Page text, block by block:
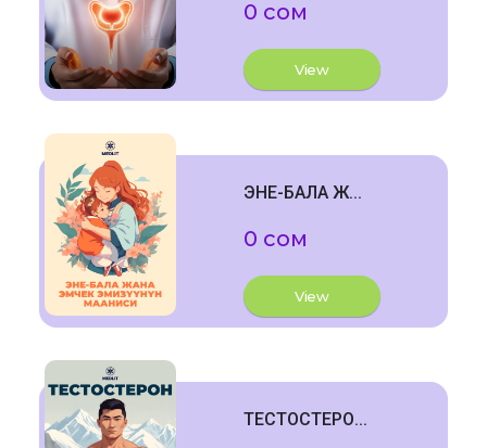
0 сом
View
ЭНЕ-БАЛА Ж...
0 сом
View
ТЕСТОСТЕРО...